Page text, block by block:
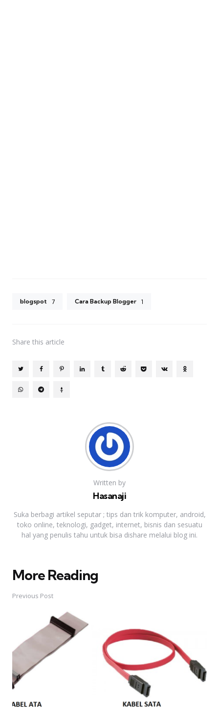
blogspot 7 Cara Backup Blogger 1
Share this article
Written by
Hasanaji
Suka berbagi artikel seputar ; tips dan trik komputer, android,
toko online, teknologi, gadget, internet, bisnis dan sesuatu
hal yang penulis tahu untuk bisa dishare melalui blog ini.
More Reading
Post
navigation
Previous Post